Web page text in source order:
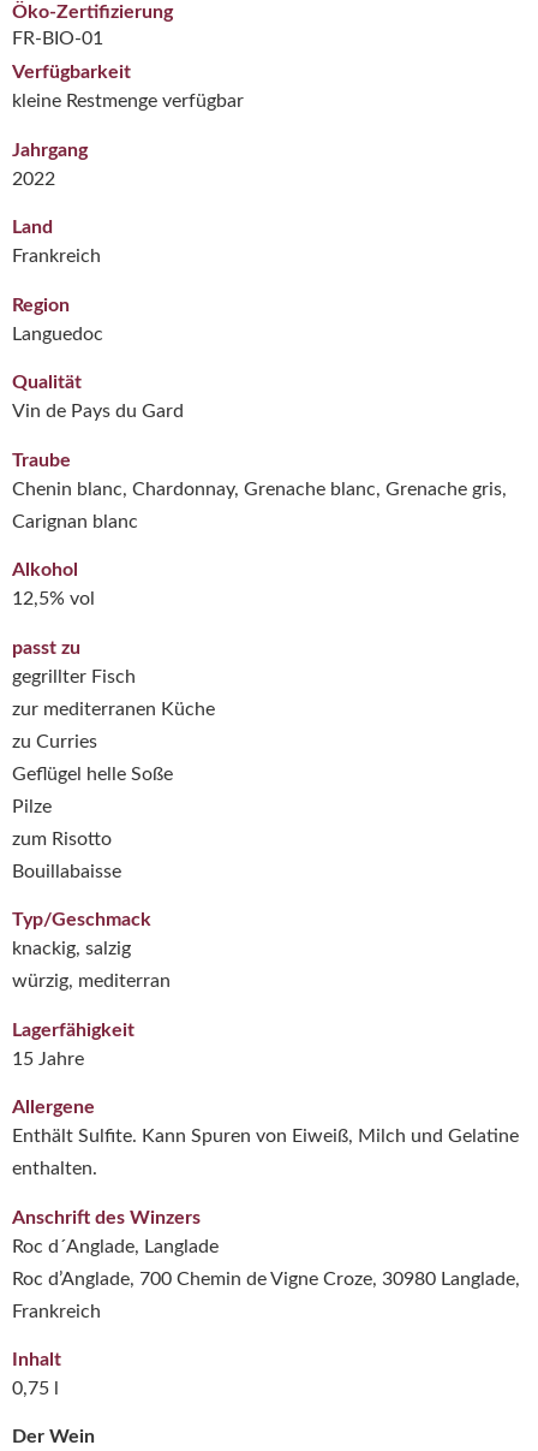
Der Wein
Öko-Zertifizierung
FR-BIO-01
Verfügbarkeit
kleine Restmenge verfügbar
Jahrgang
2022
Land
Frankreich
Region
Languedoc
Qualität
Vin de Pays du Gard
Traube
Chenin blanc, Chardonnay, Grenache blanc, Grenache gris,
Carignan blanc
Alkohol
12,5% vol
passt zu
gegrillter Fisch
zur mediterranen Küche
zu Curries
Geflügel helle Soße
Pilze
zum Risotto
Bouillabaisse
Typ/Geschmack
knackig, salzig
würzig, mediterran
Lagerfähigkeit
15 Jahre
Allergene
Enthält Sulfite. Kann Spuren von Eiweiß, Milch und Gelatine
enthalten.
Anschrift des Winzers
Roc d´Anglade, Langlade
Roc d’Anglade, 700 Chemin de Vigne Croze, 30980 Langlade,
Frankreich
Inhalt
0,75 l